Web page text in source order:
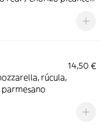
14,50 €
rúcula,